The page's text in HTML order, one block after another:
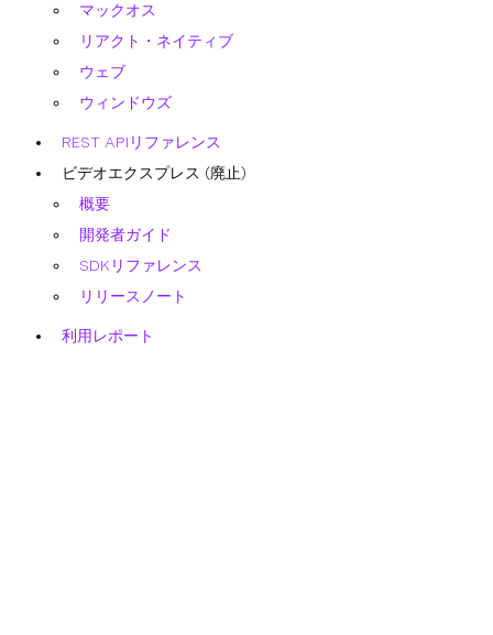
マックオス
リアクト・ネイティブ
ウェブ
ウィンドウズ
REST APIリファレンス
ビデオエクスプレス (廃止)
概要
開発者ガイド
SDKリファレンス
リリースノート
利用レポート